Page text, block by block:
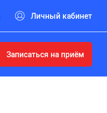
Личный кабинет
Записаться на приём